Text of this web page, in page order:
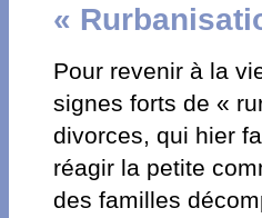
«
Pour revenir à la
signes forts de «
divorces, qui hier
réagir la petite
des familles